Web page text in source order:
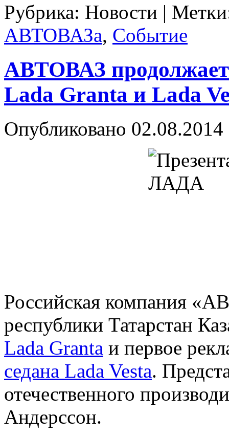
Рубрика: Новости |
АВТОВАЗа, Событие
АВТОВАЗ
Lada Granta и Lada
Опубликовано 02.08.2014
Российская компания
республики Татарстан
Lada Granta и первое
седана Lada Vesta.
отечественного
Андерссон.